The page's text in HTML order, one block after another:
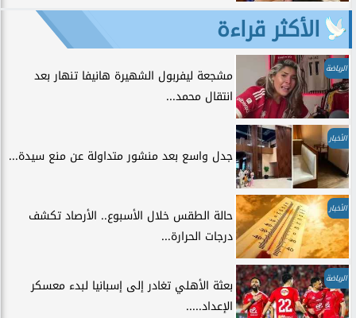
الأكثر قراءة
الرياضة
مشجعة ليفربول الشهيرة هانيفا تنهار بعد
انتقال محمد...
الأخبار
جدل واسع بعد منشور متداولة عن منع سيدة...
الأخبار
حالة الطقس خلال الأسبوع.. الأرصاد تكشف
درجات الحرارة...
الرياضة
بعثة الأهلي تغادر إلى إسبانيا لبدء معسكر
الإعداد.....